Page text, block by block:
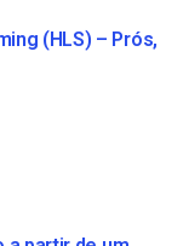
(HLS) – Prós,